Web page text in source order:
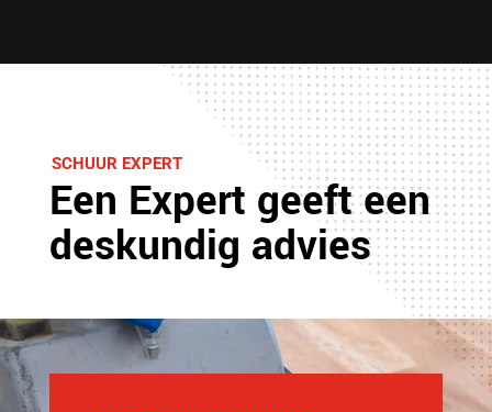
SCHUUR EXPERT
Een Expert geeft een
deskundig advies